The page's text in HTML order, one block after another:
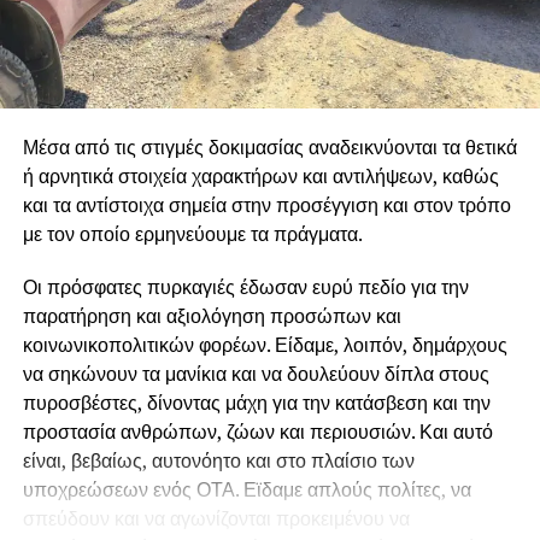
της Ε.Ε, οι οποίες αντί να σχεδιάσουν ολοκληρωμένο
σχέδιο αντιπυρικής προστασίας, αφήνουν χωρίς
προσωπικό, χωρίς μέσα και χωρίς χρηματοδότηση
αντιπυρικής προστασίας, δημιουργώντας άπλετο χώρο
ώστε να κάνουν «πάρτι» εργολάβοι και εταιρείες.
Διεκδικούμε άμεση στελέχωση όλων των Δασαρχείων,
Προστασίας και ολοκληρωμένα έργα πρόληψης, ώστε
να σταματήσουμε να είμαστε κάθε καλοκαίρι αντιμέτωποι
με τους ίδιους κινδύνους και τις καταστροφές.
Μέσα από τις στιγμές δοκιμασίας αναδεικνύονται τα θετικά
ή αρνητικά στοιχεία χαρακτήρων και αντιλήψεων, καθώς
και τα αντίστοιχα σημεία στην προσέγγιση και στον τρόπο
με τον οποίο ερμηνεύουμε τα πράγματα.
Οι πρόσφατες πυρκαγιές έδωσαν ευρύ πεδίο για την
παρατήρηση και αξιολόγηση προσώπων και
κοινωνικοπολιτικών φορέων. Είδαμε, λοιπόν, δημάρχους
να σηκώνουν τα μανίκια και να δουλεύουν δίπλα στους
πυροσβέστες, δίνοντας μάχη για την κατάσβεση και την
προστασία ανθρώπων, ζώων και περιουσιών. Και αυτό
είναι, βεβαίως, αυτονόητο και στο πλαίσιο των
υποχρεώσεων ενός ΟΤΑ. Εϊδαμε απλούς πολίτες, να
σπεύδουν και να αγωνίζονται προκειμένου να